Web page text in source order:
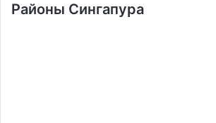
Районы Сингапура